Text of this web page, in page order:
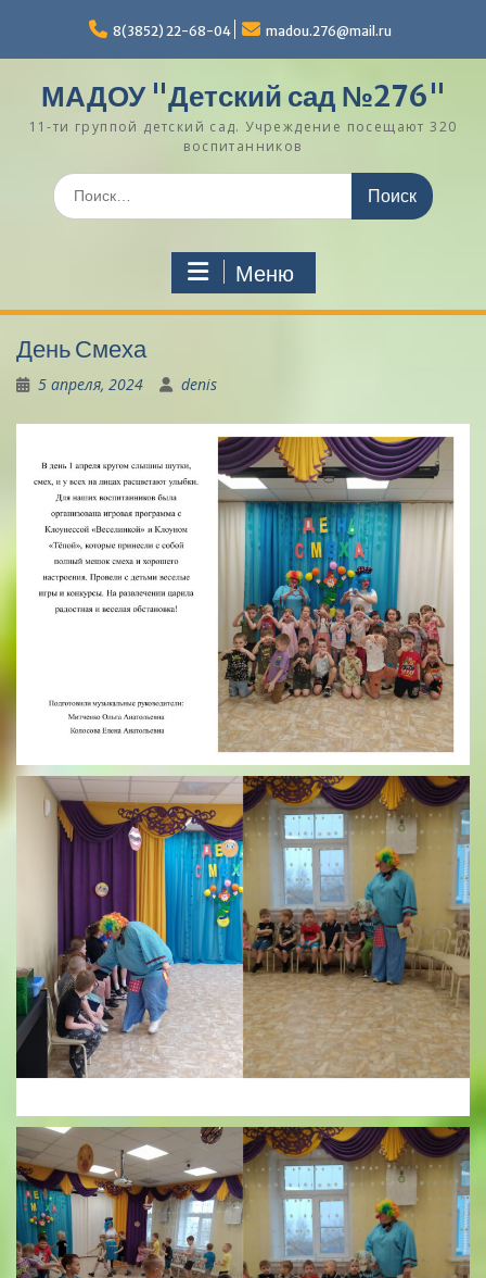
содержимому
8(3852) 22-68-04 madou.276@mail.ru
МАДОУ "Детский сад №276"
11-ти группой детский сад. Учреждение посещают 320
воспитанников
Поиск
по:
Меню
День Смеха
5 апреля, 2024 denis